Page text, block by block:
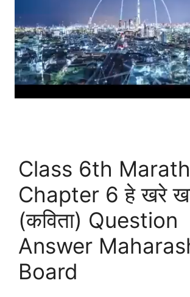
Class 6th
Chapter 6 हे खरे
(कविता) Question
Answer
Board